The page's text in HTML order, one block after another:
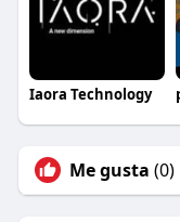
Iaora Technology
Me gusta (0)